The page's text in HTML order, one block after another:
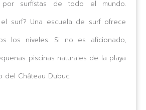
por surfistas de todo el mundo.
surf? Una escuela de surf ofrece
los niveles. Si no es aficionado,
piscinas naturales de la playa
del Château Dubuc.